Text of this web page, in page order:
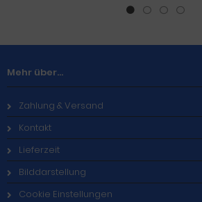
L.440mm
Pistolengriff TAJIMA
Mehr über...
Zahlung & Versand
Kontakt
Lieferzeit
Bilddarstellung
Cookie Einstellungen